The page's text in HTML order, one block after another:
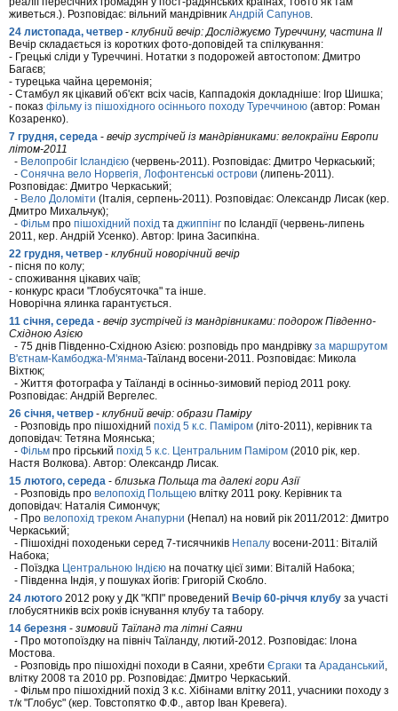
живеться.). Розповідає: вільний мандрівник Андрій Сапунов.
24 листопада, четвер - клубний вечір: Досліджуємо Туреччину, частина II
Вечір складається із коротких фото-доповідей та спілкування:
- Грецькі сліди у Туреччині. Нотатки з подорожей автостопом: Дмитро
Багаєв;
- турецька чайна церемонія;
- Стамбул як цікавий об'єкт всіх часів, Каппадокія докладніше: Ігор Шишка;
- показ фільму із пішохідного осіннього походу Туреччиною (автор: Роман
Козаренко).
7 грудня, середа - вечір зустрічей із мандрівниками: велокраїни Европи
літом-2011
- Велопробіг Ісландією (червень-2011). Розповідає: Дмитро Черкаський;
- Сонячна вело Норвегія, Лофонтенські острови (липень-2011).
Розповідає: Дмитро Черкаський;
- Вело Доломіти (Італія, серпень-2011). Розповідає: Олександр Лисак (кер.
Дмитро Михальчук);
- Фільм про пішохідний похід та джиппінг по Ісландії (червень-липень
2011, кер. Андрій Усенко). Автор: Ірина Засипкіна.
22 грудня, четвер - клубний новорічний вечір
- пісня по колу;
- споживання цікавих чаїв;
- конкурс краси "Глобусяточка" та інше.
Новорічна ялинка гарантується.
11 січня, середа - вечір зустрічей із мандрівниками: подорож Південно-
Східною Азією
- 75 днів Південно-Східною Азією: розповідь про мандрівку за маршрутом
В'єтнам-Камбоджа-М'янма-Таїланд восени-2011. Розповідає: Микола
Віхтюк;
- Життя фотографа у Таїланді в осінньо-зимовий період 2011 року.
Розповідає: Андрій Вергелес.
26 січня, четвер - клубний вечір: образи Паміру
- Розповідь про пішохідний похід 5 к.с. Паміром (літо-2011), керівник та
доповідач: Тетяна Моянська;
- Фільм про гірський похід 5 к.с. Центральним Паміром (2010 рік, кер.
Настя Волкова). Автор: Олександр Лисак.
15 лютого, середа - близька Польща та далекі гори Азії
- Розповідь про велопохід Польщею влітку 2011 року. Керівник та
доповідач: Наталія Симончук;
- Про велопохід треком Анапурни (Непал) на новий рік 2011/2012: Дмитро
Черкаський;
- Пішохідні походеньки серед 7-тисячників Непалу восени-2011: Віталій
Набока;
- Поїздка Центральною Індією на початку цієї зими: Віталій Набока;
- Південна Індія, у пошуках йогів: Григорій Скобло.
24 лютого 2012 року у ДК "КПІ" проведений Вечір 60-річчя клубу за участі
глобусятників всіх років існування клубу та табору.
14 березня - зимовий Таїланд та літні Саяни
- Про мотопоїздку на північ Таїланду, лютий-2012. Розповідає: Ілона
Мостова.
- Розповідь про пішохідні походи в Саяни, хребти Єргаки та Араданський,
влітку 2008 та 2010 рр. Розповідає: Дмитро Черкаський.
- Фільм про пішохідний похід 3 к.с. Хібінами влітку 2011, учасники походу з
т/к "Глобус" (кер. Товстопятко Ф.Ф., автор Іван Кревега).